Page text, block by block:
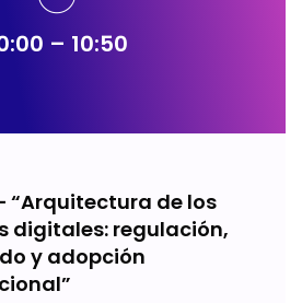
– 10:50
“Arquitectura de los
digitales: regulación,
y adopción